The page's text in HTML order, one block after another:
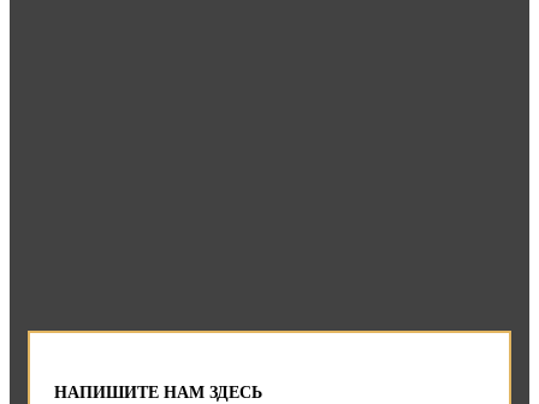
НАПИШИТЕ НАМ ЗДЕСЬ